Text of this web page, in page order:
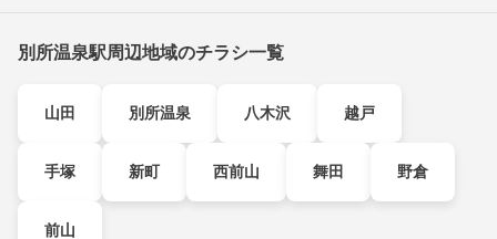
別所温泉駅周辺地域のチラシ一覧
山田 別所温泉 八木沢 越戸
手塚 新町 西前山 舞田 野倉
前山